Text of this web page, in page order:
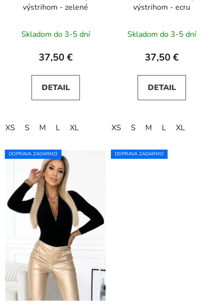
výstrihom - zelené
Skladom do 3-5 dní
37,50 €
DETAIL
XS S M L XL
výstrihom - ecru
Skladom do 3-5 dní
37,50 €
DETAIL
XS S M L XL
DOPRAVA ZADARMO DOPRAVA ZADARMO